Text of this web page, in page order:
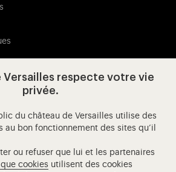
notre Facebook (ouverture
Visitez notre X (ouverture dans un
Visitez notre Instagram
Visitez notre YouTube
Versailles respecte votre vie
privée.
du château de Versailles utilise des
au bon fonctionnement des sites qu’il
ou refuser que lui et les partenaires
cookies utilisent des cookies